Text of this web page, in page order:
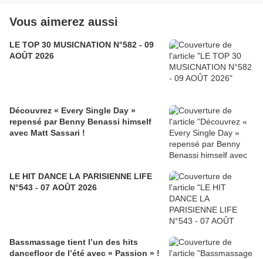
Vous aimerez aussi
LE TOP 30 MUSICNATION N°582 - 09
AOÛT 2026
Découvrez « Every Single Day »
repensé par Benny Benassi himself
avec Matt Sassari !
LE HIT DANCE LA PARISIENNE LIFE
N°543 - 07 AOÛT 2026
Bassmassage tient l’un des hits
dancefloor de l’été avec « Passion » !